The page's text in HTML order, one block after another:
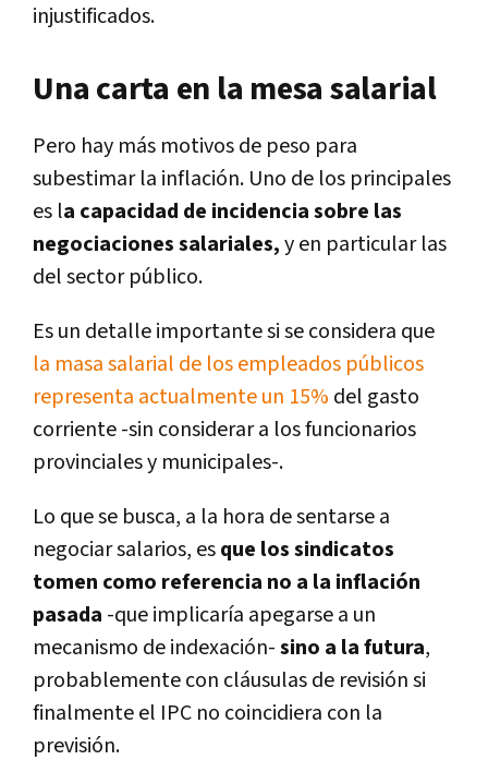
injustificados.
Una carta en la mesa salarial
Pero hay más motivos de peso para
subestimar la inflación. Uno de los principales
es la capacidad de incidencia sobre las
negociaciones salariales,y en particular las
del sector público.
Es un detalle importante si se considera que
la masa salarial de los empleados públicos
representa actualmente un 15% del gasto
corriente -sin considerar a los funcionarios
provinciales y municipales-.
Lo que se busca, a la hora de sentarse a
negociar salarios, esque los sindicatos
tomen como referencia no a la inflación
pasada -que implicaría apegarse a un
mecanismo de indexación-sino a la futura,
probablemente con cláusulas de revisión si
finalmente el IPC no coincidiera con la
previsión.